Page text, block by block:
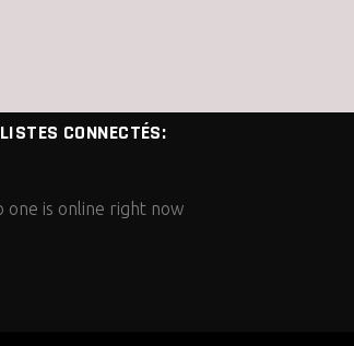
CONNECTÉS:
one is online right now